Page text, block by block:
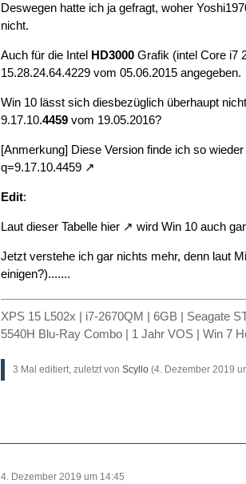
Deswegen hatte ich ja gefragt, woher
nicht.
Auch für die Intel HD3000 Grafik (intel Core i7
15.28.24.64.4229 vom 05.06.2015 angegeben.
Win 10 lässt sich diesbezüglich überhaupt
9.17.10.4459 vom 19.05.2016?
[Anmerkung] Diese Version finde ich so
q=9.17.10.4459
Edit:
Laut dieser Tabelle hier wird Win 10 auch
Jetzt verstehe ich gar nichts mehr, denn laut
einigen?).......
XPS 15 L502x | i7-2670QM | 6GB | Seagate
5540H Blu-Ray Combo | 1 Jahr VOS | Win 7
3 Mal editiert, zuletzt von Scyllo (4. Dezember 2019
4. Dezember 2019 um 14:45